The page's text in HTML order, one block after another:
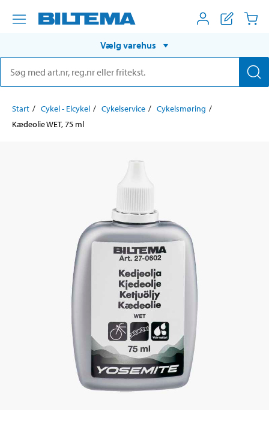
Vælg varehus
Start Cykel - Elcykel Cykelservice
Cykelsmøring
Kædeolie WET, 75 ml